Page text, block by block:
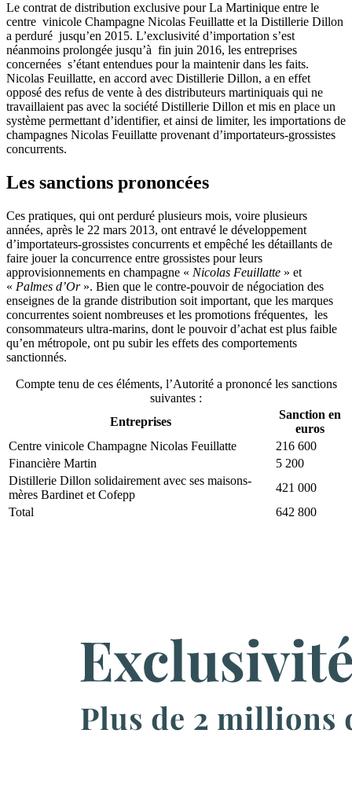
Le contrat de distribution exclusive pour La Martinique entre le
centre vinicole Champagne Nicolas Feuillatte et la Distillerie Dillon
a perduré jusqu’en 2015. L’exclusivité d’importation s’est
néanmoins prolongée jusqu’à fin juin 2016, les entreprises
concernées s’étant entendues pour la maintenir dans les faits.
Nicolas Feuillatte, en accord avec Distillerie Dillon, a en effet
opposé des refus de vente à des distributeurs martiniquais qui ne
travaillaient pas avec la société Distillerie Dillon et mis en place un
système permettant d’identifier, et ainsi de limiter, les importations de
champagnes Nicolas Feuillatte provenant d’importateurs-grossistes
concurrents.
Les sanctions prononcées
Ces pratiques, qui ont perduré plusieurs mois, voire plusieurs
années, après le 22 mars 2013, ont entravé le développement
d’importateurs-grossistes concurrents et empêché les détaillants de
faire jouer la concurrence entre grossistes pour leurs
approvisionnements en champagne « Nicolas Feuillatte » et
« Palmes d’Or». Bien que le contre-pouvoir de négociation des
enseignes de la grande distribution soit important, que les marques
concurrentes soient nombreuses et les promotions fréquentes, les
consommateurs ultra-marins, dont le pouvoir d’achat est plus faible
qu’en métropole, ont pu subir les effets des comportements
sanctionnés.
Compte tenu de ces éléments, l’Autorité a prononcé les sanctions
suivantes :
Entreprises
Sanction en
euros
Centre vinicole Champagne Nicolas Feuillatte
216 600
Financière Martin
5 200
Distillerie Dillon solidairement avec ses maisons-
mères Bardinet et Cofepp
421 000
Total
642 800